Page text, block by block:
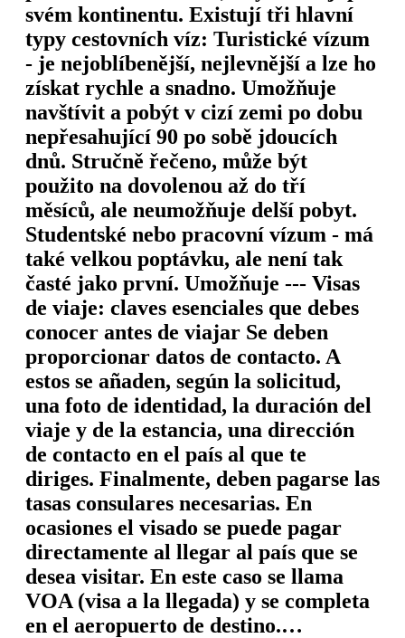
svém kontinentu. Existují tři hlavní
typy cestovních víz: Turistické vízum
- je nejoblíbenější, nejlevnější a lze ho
získat rychle a snadno. Umožňuje
navštívit a pobýt v cizí zemi po dobu
nepřesahující 90 po sobě jdoucích
dnů. Stručně řečeno, může být
použito na dovolenou až do tří
měsíců, ale neumožňuje delší pobyt.
Studentské nebo pracovní vízum - má
také velkou poptávku, ale není tak
časté jako první. Umožňuje --- Visas
de viaje: claves esenciales que debes
conocer antes de viajar Se deben
proporcionar datos de contacto. A
estos se añaden, según la solicitud,
una foto de identidad, la duración del
viaje y de la estancia, una dirección
de contacto en el país al que te
diriges. Finalmente, deben pagarse las
tasas consulares necesarias. En
ocasiones el visado se puede pagar
directamente al llegar al país que se
desea visitar. En este caso se llama
VOA (visa a la llegada) y se completa
en el aeropuerto de destino.…